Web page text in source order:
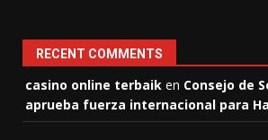
RECENT COMMENTS
casino online terbaik en Consejo de
aprueba fuerza internacional para